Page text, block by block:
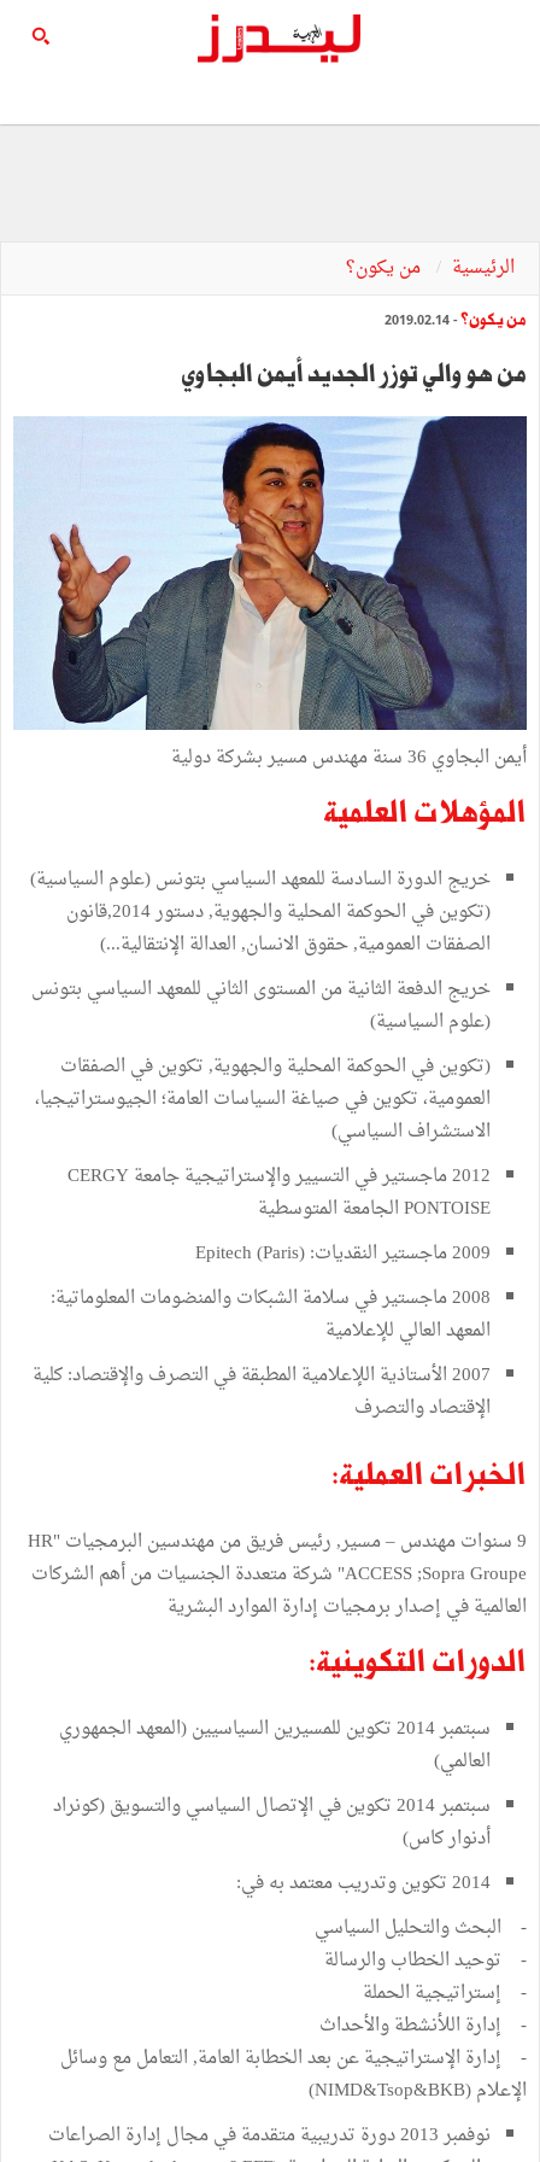
الرئيسية من يكون؟
من يكون؟- 2019.02.14
من هو والي توزر الجديد أيمن البجاوي
أيمن البجاوي 36 سنة مهندس مسير بشركة دولية
المؤهلات العلمية
خريج الدورة السادسة للمعهد السياسي بتونس (علوم السياسية)
(تكوين في الحوكمة المحلية والجهوية, دستور 2014,قانون
الصفقات العمومية, حقوق الانسان, العدالة الإنتقالية...)
خريج الدفعة الثانية من المستوى الثاني للمعهد السياسي بتونس
(علوم السياسية)
(تكوين في الحوكمة المحلية والجهوية, تكوين في الصفقات
العمومية، تكوين في صياغة السياسات العامة؛ الجيوستراتيجيا،
الاستشراف السياسي)
2012 ماجستير في التسيير والإستراتيجية جامعة CERGY
PONTOISE الجامعة المتوسطية
2009 ماجستير النقديات: Epitech (Paris)
2008 ماجستير في سلامة الشبكات والمنضومات المعلوماتية:
المعهد العالي للإعلامية
2007 الأستاذية اللإعلامية المطبقة في التصرف والإقتصاد: كلية
الإقتصاد والتصرف
الخبرات العملية:
9 سنوات مهندس – مسير, رئيس فريق من مهندسين البرمجيات "HR
ACCESS ;Sopra Groupe" شركة متعددة الجنسيات من أهم الشركات
العالمية في إصدار برمجيات إدارة الموارد البشرية
الدورات التكوينية:
سبتمبر 2014 تكوين للمسيرين السياسيين (المعهد الجمهوري
العالمي)
سبتمبر 2014 تكوين في الإتصال السياسي والتسويق (كونراد
أدنوار كاس)
2014 تكوين وتدريب معتمد به في:
- البحث والتحليل السياسي
- توحيد الخطاب والرسالة
- إستراتيجية الحملة
- إدارة اللأنشطة والأحداث
- إدارة الإستراتيجية عن بعد الخطابة العامة, التعامل مع وسائل
الإعلام (NIMD&Tsop&BKB)
نوفمبر 2013 دورة تدريبية متقدمة في مجال إدارة الصراعات